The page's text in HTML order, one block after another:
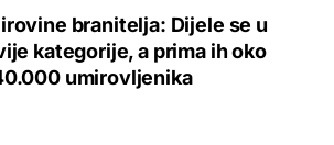
branitelja: Dijele se u
kategorije, a prima ih oko
umirovljenika